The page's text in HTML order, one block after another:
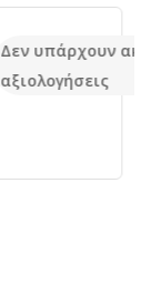
Δεν υπάρχουν
αξιολογήσεις